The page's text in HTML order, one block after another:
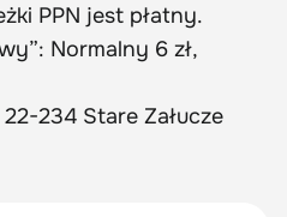
PPN jest płatny.
Normalny 6 zł,
234 Stare Załucze